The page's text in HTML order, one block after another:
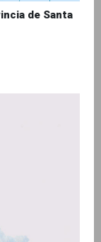
de Santa